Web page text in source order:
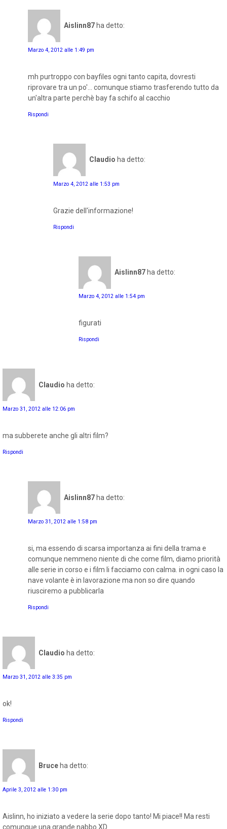
Aislinn87 ha detto:
Marzo 4, 2012 alle 1:49 pm
mh purtroppo con bayfiles ogni tanto capita, dovresti
riprovare tra un po'... comunque stiamo trasferendo tutto da
un'altra parte perchè bay fa schifo al cacchio
Rispondi
Claudio ha detto:
Marzo 4, 2012 alle 1:53 pm
Grazie dell'informazione!
Rispondi
Aislinn87 ha detto:
Marzo 4, 2012 alle 1:54 pm
figurati
Rispondi
Claudio ha detto:
Marzo 31, 2012 alle 12:06 pm
ma subberete anche gli altri film?
Rispondi
Aislinn87 ha detto:
Marzo 31, 2012 alle 1:58 pm
si, ma essendo di scarsa importanza ai fini della trama e
comunque nemmeno niente di che come film, diamo priorità
alle serie in corso e i film li facciamo con calma. in ogni caso la
nave volante è in lavorazione ma non so dire quando
riusciremo a pubblicarla
Rispondi
Claudio ha detto:
Marzo 31, 2012 alle 3:35 pm
ok!
Rispondi
Bruceha detto:
Aprile 3, 2012 alle 1:30 pm
Aislinn, ho iniziato a vedere la serie dopo tanto! Mi piace!! Ma resti
comunque una grande nabbo XD